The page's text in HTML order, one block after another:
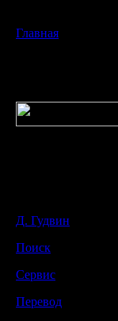
Главная
Д. Гудвин
Поиск
Сервис
Перевод